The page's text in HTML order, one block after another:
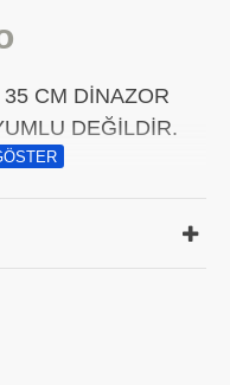
CM DİNAZOR
DEĞİLDİR.